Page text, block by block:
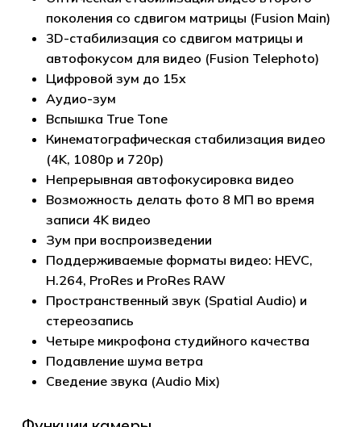
поколения со сдвигом матрицы (Fusion Main)
3D-стабилизация со сдвигом матрицы и
автофокусом для видео (Fusion Telephoto)
Цифровой зум до 15x
Аудио-зум
Вспышка True Tone
Кинематографическая стабилизация видео
(4K, 1080p и 720p)
Непрерывная автофокусировка видео
Возможность делать фото 8 МП во время
записи 4K видео
Зум при воспроизведении
Поддерживаемые форматы видео: HEVC,
H.264, ProRes и ProRes RAW
Пространственный звук (Spatial Audio) и
стереозапись
Четыре микрофона студийного качества
Подавление шума ветра
Сведение звука (Audio Mix)